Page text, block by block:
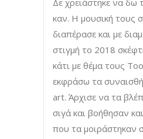
Δε χρειάστηκε να δω
καν. Η μουσική τους
διαπέρασε και με
στιγμή το 2018
κάτι με θέμα τους
εκφράσω τα
art. Άρχισε να τα
σιγά και βοήθησαν
που τα μοιράστηκαν